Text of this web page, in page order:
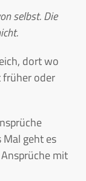
selbst. Die
dort wo
früher oder
geht es
mit